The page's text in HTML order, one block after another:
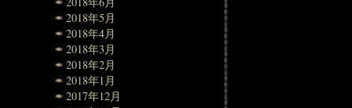
2018年5月
2018年4月
2018年3月
2018年2月
2018年1月
2017年12月